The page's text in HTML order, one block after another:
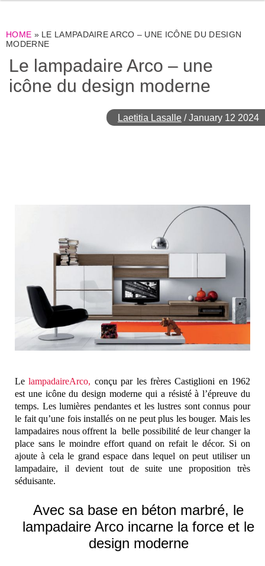
HOME » LE LAMPADAIRE ARCO – UNE ICÔNE DU DESIGN
MODERNE
Le lampadaire Arco – une
icône du design moderne
Laetitia Lasalle /January 12 2024
LelampadaireArco, conçu par les frèresCastiglioni en 1962
est une icônedu design moderne qui a résistéàl’épreuve du
temps. Les lumières pendantes et les lustres sont connus pour
le fait qu’une fois installés on ne peut plus les bouger. Mais les
lampadaires nous offrent la belle possibilité de leur changer la
place sans le moindre effort quand on refait le décor. Si on
ajoute à cela le grand espace dans lequel on peut utiliser un
lampadaire, il devient tout de suite une proposition très
séduisante.
Avec sa base en béton marbré, le
lampadaire Arco incarne la force et le
design moderne